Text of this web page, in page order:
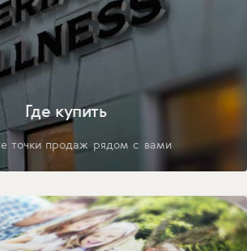
Где купить
точки продаж рядом с вами